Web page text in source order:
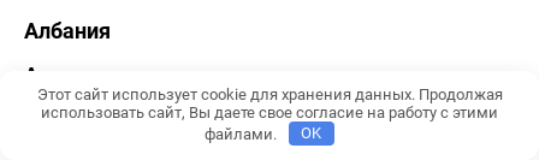
Албания
Аргентина
Армения
Этот сайт использует cookie для хранения данных. Продолжая
использовать сайт, Вы даете свое согласие на работу с этими
файлами.
OK